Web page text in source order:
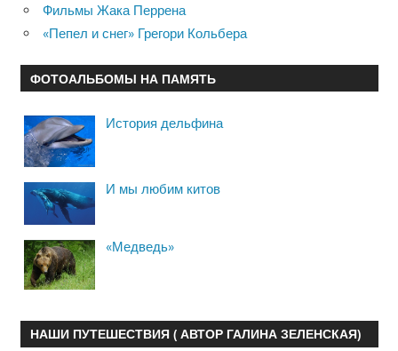
Фильмы Жака Перрена
«Пепел и снег» Грегори Кольбера
ФОТОАЛЬБОМЫ НА ПАМЯТЬ
История дельфина
И мы любим китов
«Медведь»
НАШИ ПУТЕШЕСТВИЯ ( АВТОР ГАЛИНА ЗЕЛЕНСКАЯ)